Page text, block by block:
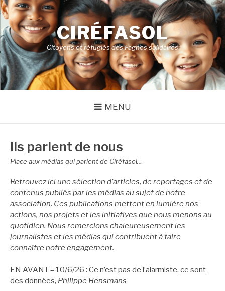
Aller
au
contenu
CIRÉFASOL
Citoyens et réfugiés des Fagnes solidaires
MENU
Ils parlent de nous
Place aux médias qui parlent de Ciréfasol…
Retrouvez ici une sélection d’articles, de reportages et de
contenus publiés par les médias au sujet de notre
association. Ces publications mettent en lumière nos
actions, nos projets et les initiatives que nous menons au
quotidien. Nous remercions chaleureusement les
journalistes et les médias qui contribuent à faire
connaître notre engagement.
EN AVANT – 10/6/26 : Ce n’est pas de l’alarmiste, ce sont
des données, Philippe Hensmans